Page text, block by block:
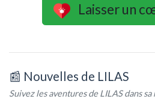
Laisser un
📰 Nouvelles de LILAS
Suivez les aventures de LILAS dans